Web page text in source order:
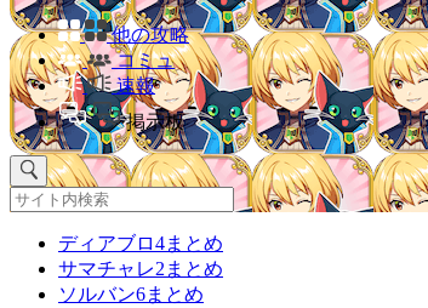
他の攻略
コミュ
速報
掲示板
ディアブロ4まとめ
サマチャレ2まとめ
ソルバン6まとめ